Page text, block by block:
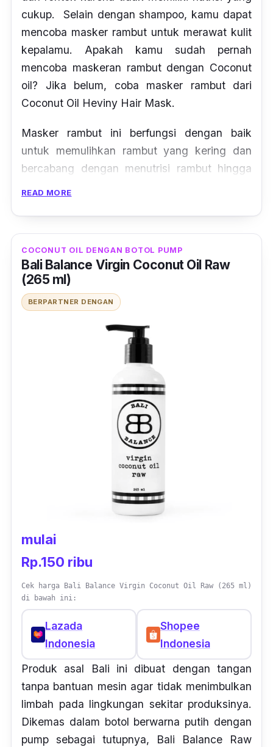
cukup. Selain dengan shampoo, kamu dapat
mencoba masker rambut untuk merawat kulit
kepalamu. Apakah kamu sudah pernah
mencoba maskeran rambut dengan Coconut
oil? Jika belum, coba masker rambut dari
Coconut Oil Heviny Hair Mask.
Masker rambut ini berfungsi dengan baik
untuk memulihkan rambut yang kering dan
bercabang dengan menutrisi rambut hingga
mendapatkan rambut yang sehat, lembut, dan
berkilau.
READ MORE
COCONUT OIL DENGAN BOTOL PUMP
Bali Balance Virgin Coconut Oil Raw
(265 ml)
BERPARTNER DENGAN
mulai
Rp.150 ribu
Cek harga Bali Balance Virgin Coconut Oil Raw (265 ml)
di bawah ini:
Lazada
Indonesia
Shopee
Indonesia
Produk asal Bali ini dibuat dengan tangan
tanpa bantuan mesin agar tidak menimbulkan
limbah pada lingkungan sekitar produksinya.
Dikemas dalam botol berwarna putih dengan
pump sebagai tutupnya, Bali Balance Raw